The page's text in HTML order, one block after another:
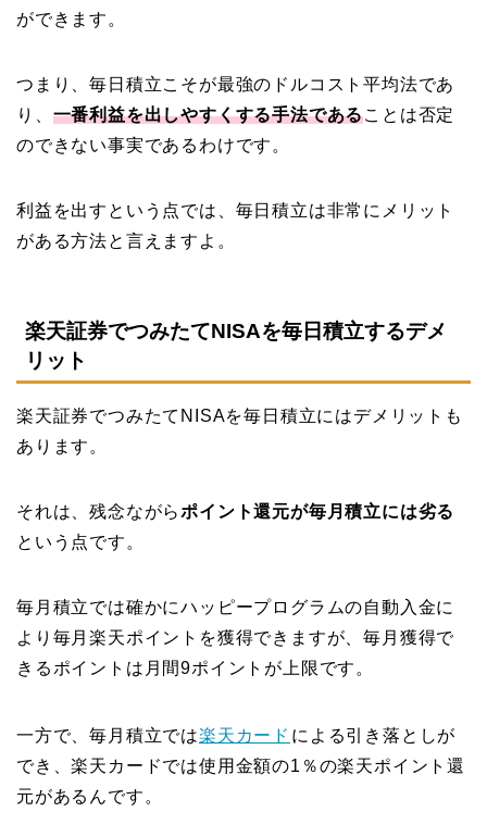
ができます。
つまり、毎日積立こそが最強のドルコスト平均法であ
り、 一番利益を出しやすくする手法であることは否定
のできない事実であるわけです。
利益を出すという点では、毎日積立は非常にメリット
がある方法と言えますよ。
楽天証券でつみたてNISAを毎日積立するデメ
リット
楽天証券でつみたてNISAを毎日積立にはデメリットも
あります。
それは、残念ながらポイント還元が毎月積立には劣る
という点です。
毎月積立では確かにハッピープログラムの自動入金に
より毎月楽天ポイントを獲得できますが、毎月獲得で
きるポイントは月間9ポイントが上限です。
一方で、毎月積立では楽天カード による引き落としが
でき、楽天カードでは使用金額の1％の楽天ポイント還
元があるんです。